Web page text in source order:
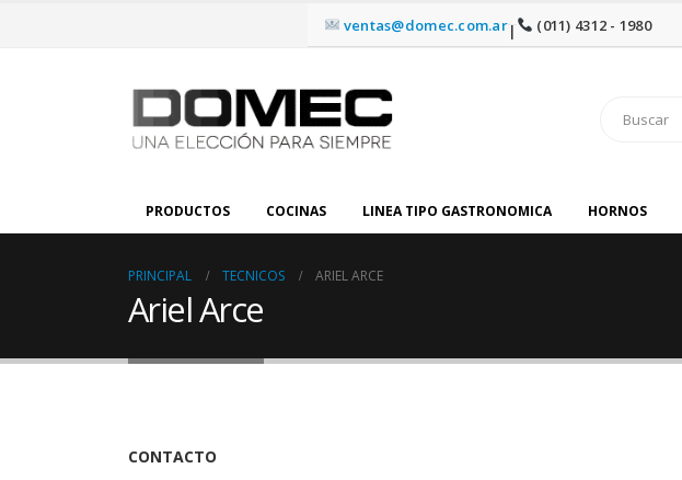
ventas@domec.com.ar| (011) 4312 - 1980
PRODUCTOS COCINAS LINEA TIPO GASTRONOMICA HORNOS
PRINCIPAL TECNICOS ARIEL ARCE
Ariel Arce
CONTACTO